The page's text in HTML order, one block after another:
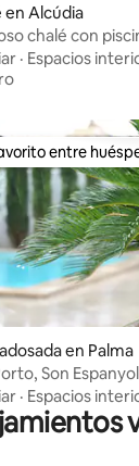
4.96 de 5, 192
en Alcúdia
chalé con
· Espacios
4.9 de 5, 270
entre
entre
en Palma
Son
· Espacios